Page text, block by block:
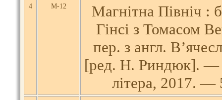
4 М-12
Магнітна Північ :
Гінсі з Томасом
пер. з англ.
[ред. Н. Риндюк]. —
літера, 2017. —